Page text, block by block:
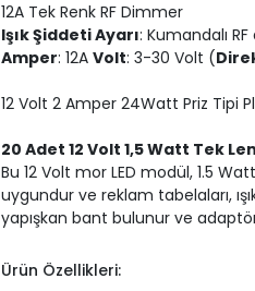
12A Tek Renk RF Dimmer
Işık Şiddeti Ayarı: Kumandalı
Amper: 12A Volt: 3-30 Volt (
12 Volt 2 Amper 24Watt Priz Tipi
20 Adet 12 Volt 1,5 Watt Tek
Bu 12 Volt mor LED modül, 1.5
uygundur ve reklam tabelaları,
yapışkan bant bulunur ve
Ürün Özellikleri: